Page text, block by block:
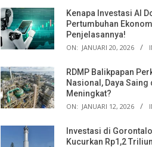
Kenapa Investasi AI
Pertumbuhan
Penjelasannya!
ON: JANUARI 20, 2026
RDMP Balikpapan
Nasional, Daya
Meningkat?
ON: JANUARI 12, 2026
Investasi di
Kucurkan Rp1,2 Triliun